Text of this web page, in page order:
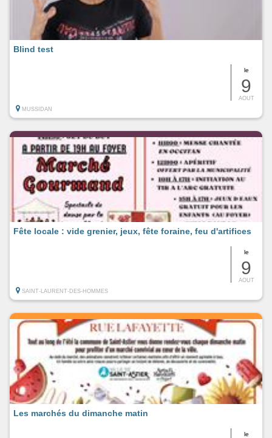
le
9
AOUT
Blind test
MUSSIDAN
le
9
AOUT
Fête locale : vide grenier, jeux, fête foraine, feu d'artifices
SAINT-LAURENT-DES-HOMMES
le
Les marchés du dimanche matin